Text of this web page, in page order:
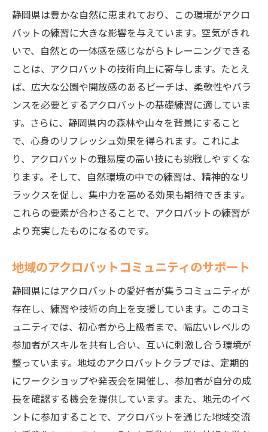
アクロバット初心者必見の基本技
静岡県で学べるアクロバット初心者向けク
ラス
アクロバットレッスンを続けるための心構
え
静岡県での初めてのアクロバット体験の心
得
基本を押さえた上での中級者へのステップ
アップ
静岡県でのアクロバット学習の流れと計画
静岡県のアクロバット練習で柔軟性と筋力を高
める方法
筋力アップのための効果的なトレーニング
静岡県の自然を利用したアクロバット練習
法
体をケアするためのリカバリーテクニック
日常生活に取り入れるアクロバットエクサ
サイズ
静岡県でのアクロバット練習に最適な時間
帯
アクロバットのスキル向上静岡県での最適な練
静岡県は豊かな自然に恵まれており、この環境がアクロ
バットの練習に大きな影響を与えています。空気がきれ
いで、自然との一体感を感じながらトレーニングできる
ことは、アクロバットの技術向上に寄与します。たとえ
ば、広大な公園や開放感のあるビーチは、柔軟性やバラ
ンスを必要とするアクロバットの基礎練習に適していま
す。さらに、静岡県内の森林や山々を背景にすること
で、心身のリフレッシュ効果を得られます。これによ
り、アクロバットの難易度の高い技にも挑戦しやすくな
ります。そして、自然環境の中での練習は、精神的なリ
ラックスを促し、集中力を高める効果も期待できます。
これらの要素が合わさることで、アクロバットの練習が
より充実したものになるのです。
地域のアクロバットコミュニティのサポート
静岡県にはアクロバットの愛好者が集うコミュニティが
存在し、練習や技術の向上を支援しています。このコミ
ュニティでは、初心者から上級者まで、幅広いレベルの
参加者がスキルを共有し合い、互いに刺激し合う環境が
整っています。地域のアクロバットクラブでは、定期的
にワークショップや発表会を開催し、参加者が自分の成
長を確認する機会を提供しています。また、地元のイベ
ントに参加することで、アクロバットを通じた地域交流